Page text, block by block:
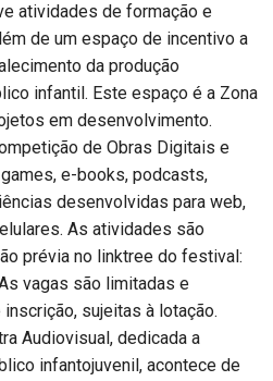
atividades de formação e
de um espaço de incentivo a
da produção
infantil. Este espaço é a Zona
em desenvolvimento.
de Obras Digitais e
e-books, podcasts,
desenvolvidas para web,
As atividades são
prévia no linktree do festival:
vagas são limitadas e
sujeitas à lotação.
Audiovisual, dedicada a
infantojuvenil, acontece de